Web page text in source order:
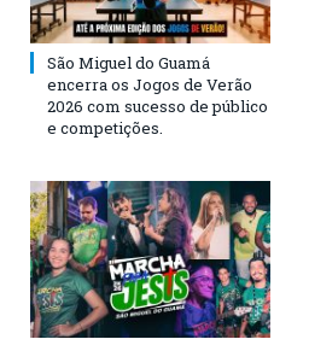
São Miguel do Guamá
encerra os Jogos de Verão
2026 com sucesso de público
e competições.